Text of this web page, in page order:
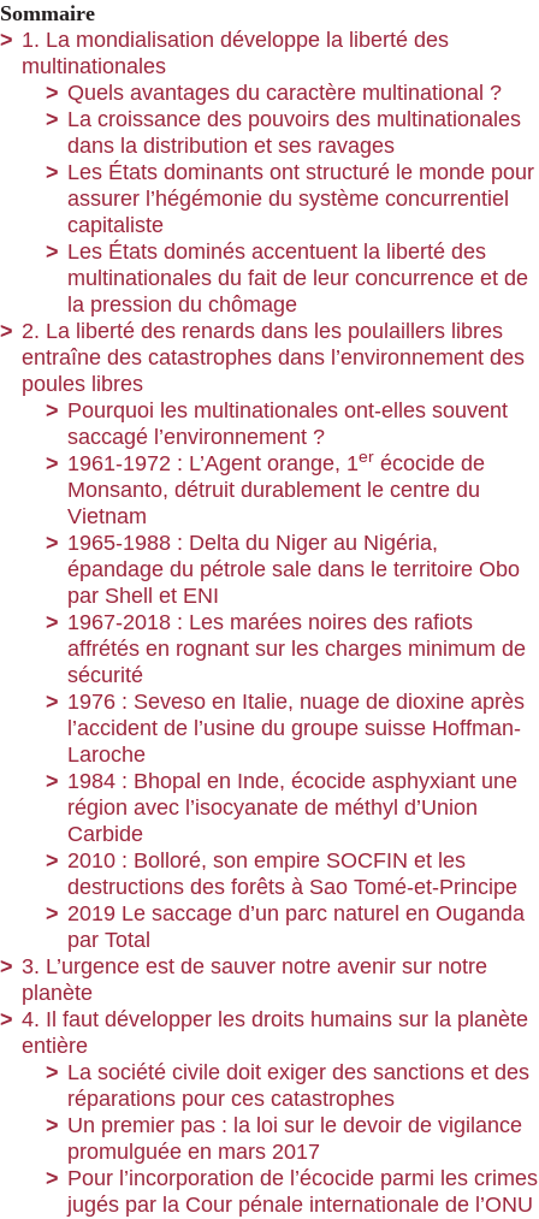
Sommaire
1. La mondialisation développe la liberté des
multinationales
Quels avantages du caractère multinational ?
La croissance des pouvoirs des multinationales
dans la distribution et ses ravages
Les États dominants ont structuré le monde pour
assurer l’hégémonie du système concurrentiel
capitaliste
Les États dominés accentuent la liberté des
multinationales du fait de leur concurrence et de
la pression du chômage
2. La liberté des renards dans les poulaillers libres
entraîne des catastrophes dans l’environnement des
poules libres
Pourquoi les multinationales ont-elles souvent
saccagé l’environnement ?
1961-1972 : L’Agent orange, 1er écocide de
Monsanto, détruit durablement le centre du
Vietnam
1965-1988 : Delta du Niger au Nigéria,
épandage du pétrole sale dans le territoire Obo
par Shell et ENI
1967-2018 : Les marées noires des rafiots
affrétés en rognant sur les charges minimum de
sécurité
1976 : Seveso en Italie, nuage de dioxine après
l’accident de l’usine du groupe suisse Hoffman-
Laroche
1984 : Bhopal en Inde, écocide asphyxiant une
région avec l’isocyanate de méthyl d’Union
Carbide
2010 : Bolloré, son empire SOCFIN et les
destructions des forêts à Sao Tomé-et-Principe
2019 Le saccage d’un parc naturel en Ouganda
par Total
3. L’urgence est de sauver notre avenir sur notre
planète
4. Il faut développer les droits humains sur la planète
entière
La société civile doit exiger des sanctions et des
réparations pour ces catastrophes
Un premier pas : la loi sur le devoir de vigilance
promulguée en mars 2017
Pour l’incorporation de l’écocide parmi les crimes
jugés par la Cour pénale internationale de l’ONU